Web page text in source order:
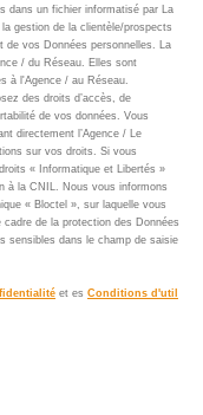
dans un fichier informatisé par La
gestion de la clientèle/prospects
de vos Données personnelles. La
/ du Réseau. Elles sont
à l'Agence / au Réseau.
des droits d’accès, de
de vos données. Vous
directement l’Agence / Le
sur vos droits. Si vous
« Informatique et Libertés »
à la CNIL. Nous vous informons
« Bloctel », sur laquelle vous
cadre de la protection des Données
sensibles dans le champ de saisie
et es Conditions d'util